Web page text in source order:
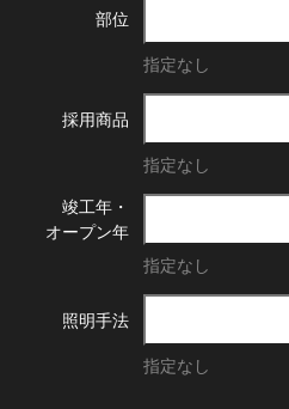
部位
指定なし
採用商品
指定なし
竣工年・
オープン年
指定なし
照明手法
指定なし